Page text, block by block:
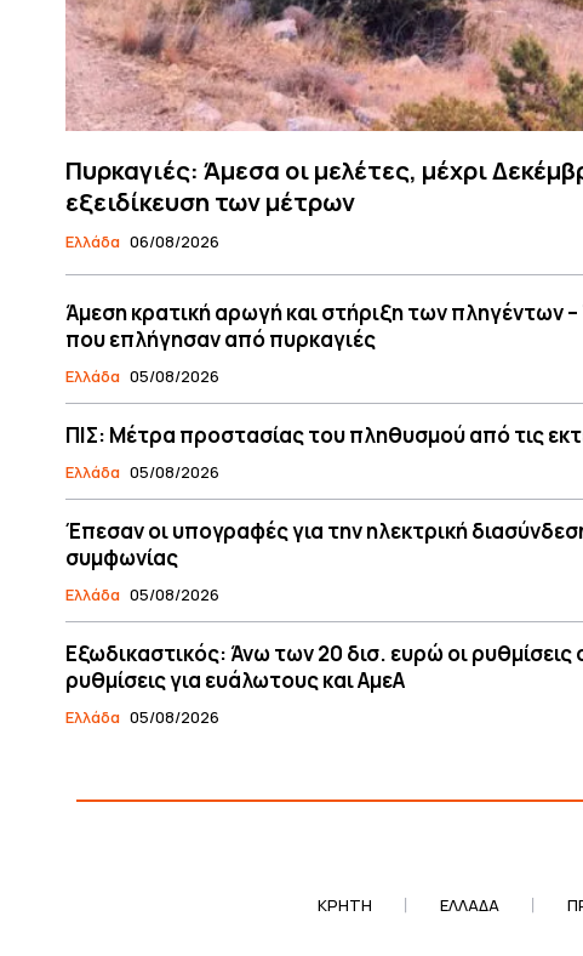
Πυρκαγιές: Άμεσα οι μελέτες, μέχρι
εξειδίκευση των μέτρων
Ελλάδα 06/08/2026
Άμεση κρατική αρωγή και στήριξη των πληγέντων
που επλήγησαν από πυρκαγιές
Ελλάδα 05/08/2026
ΠΙΣ: Μέτρα προστασίας του πληθυσμού από τις
Ελλάδα 05/08/2026
Έπεσαν οι υπογραφές για την ηλεκτρική
συμφωνίας
Ελλάδα 05/08/2026
Εξωδικαστικός: Άνω των 20 δισ. ευρώ οι ρυθμίσεις
ρυθμίσεις για ευάλωτους και ΑμεΑ
Ελλάδα 05/08/2026
ΚΡΗΤΗ ΕΛΛΆΔΑ